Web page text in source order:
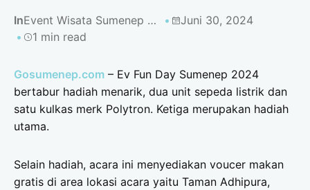
In Event Wisata Sumenep 2024
Juni 30, 2024
1 min read
Gosumenep.com – Ev Fun Day Sumenep 2024
bertabur hadiah menarik, dua unit sepeda listrik dan
satu kulkas merk Polytron. Ketiga merupakan hadiah
utama.
Selain hadiah, acara ini menyediakan voucer makan
gratis di area lokasi acara yaitu Taman Adhipura,